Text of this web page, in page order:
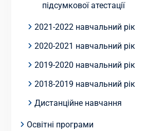
підсумкової атестації
2021-2022 навчальний рік
2020-2021 навчальний рік
2019-2020 навчальний рік
2018-2019 навчальний рік
Дистанційне навчання
Освітні програми